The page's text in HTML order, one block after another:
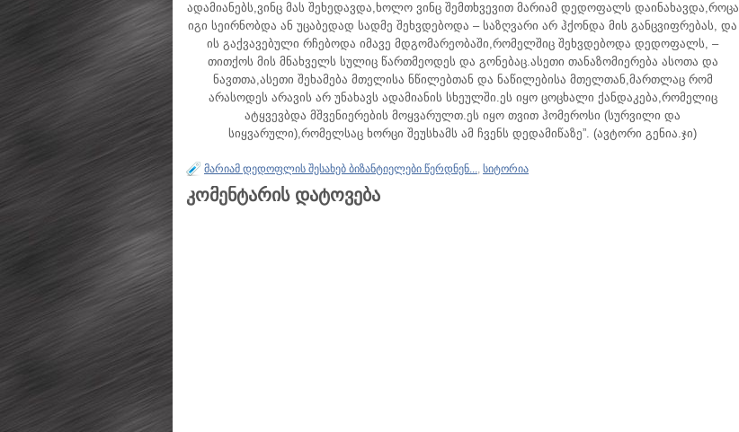
ადამიანებს,ვინც მას შეხედავდა,ხოლო ვინც შემთხვევით მარიამ დედოფალს დაინახავდა,როცა
იგი სეირნობდა ან უცაბედად სადმე შეხვდებოდა – საზღვარი არ ჰქონდა მის განცვიფრებას, და
ის გაქვავებული რჩებოდა იმავე მდგომარეობაში,რომელშიც შეხვდებოდა დედოფალს, –
თითქოს მის მნახველს სულიც წართმეოდეს და გონებაც.ასეთი თანაზომიერება ასოთა და
ნავთთა,ასეთი შეხამება მთელისა ნწილებთან და ნაწილებისა მთელთან,მართლაც რომ
არასოდეს არავის არ უნახავს ადამიანის სხეულში.ეს იყო ცოცხალი ქანდაკება,რომელიც
ატყვევბდა მშვენიერების მოყვარულთ.ეს იყო თვით ჰომეროსი (სურვილი და
სიყვარული),რომელსაც ხორცი შეუსხამს ამ ჩვენს დედამიწაზე”. (ავტორი გენია.ჯი)
მარიამ დედოფლის შესახებ ბიზანტიელები წერდნენ..., სიტორია
კომენტარის დატოვება